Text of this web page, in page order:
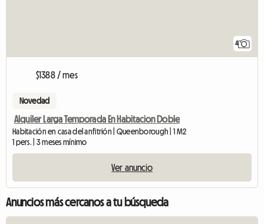
4
$1388 / mes
Novedad
Alquiler Larga Temporada En Habitacion Doble
Habitación en casa del anfitrión | Queenborough | 1 M2
1 pers. | 3 meses mínimo
Ver anuncio
Anuncios más cercanos a tu búsqueda